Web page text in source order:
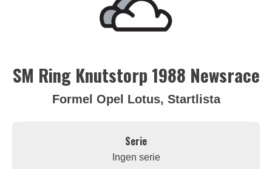
SM Ring Knutstorp 1988 Newsrace
Formel Opel Lotus, Startlista
Serie
Ingen serie